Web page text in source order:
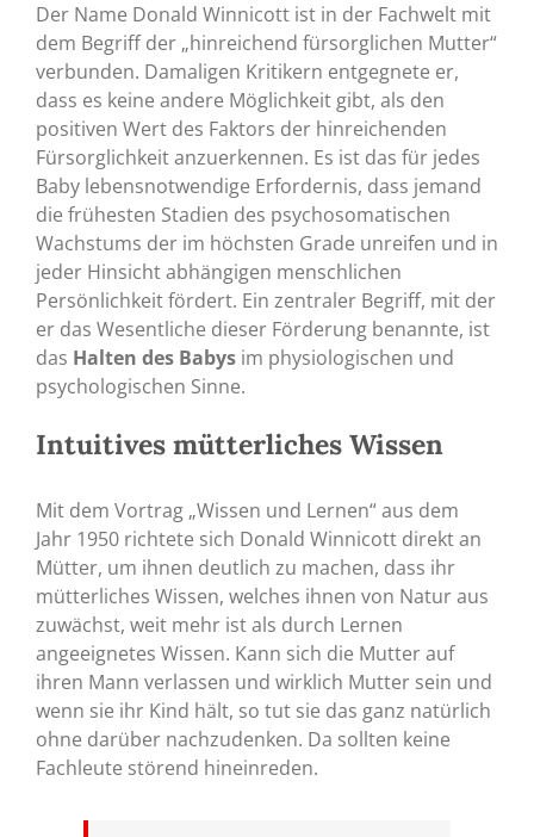
Der Name Donald Winnicott ist in der Fachwelt mit
dem Begriff der „hinreichend fürsorglichen Mutter“
verbunden. Damaligen Kritikern entgegnete er,
dass es keine andere Möglichkeit gibt, als den
positiven Wert des Faktors der hinreichenden
Fürsorglichkeit anzuerkennen. Es ist das für jedes
Baby lebensnotwendige Erfordernis, dass jemand
die frühesten Stadien des psychosomatischen
Wachstums der im höchsten Grade unreifen und in
jeder Hinsicht abhängigen menschlichen
Persönlichkeit fördert. Ein zentraler Begriff, mit der
er das Wesentliche dieser Förderung benannte, ist
das Halten des Babys im physiologischen und
psychologischen Sinne.
Intuitives mütterliches Wissen
Mit dem Vortrag „Wissen und Lernen“ aus dem
Jahr 1950 richtete sich Donald Winnicott direkt an
Mütter, um ihnen deutlich zu machen, dass ihr
mütterliches Wissen, welches ihnen von Natur aus
zuwächst, weit mehr ist als durch Lernen
angeeignetes Wissen. Kann sich die Mutter auf
ihren Mann verlassen und wirklich Mutter sein und
wenn sie ihr Kind hält, so tut sie das ganz natürlich
ohne darüber nachzudenken. Da sollten keine
Fachleute störend hineinreden.